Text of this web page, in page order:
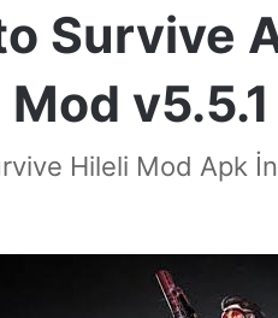
Survive
v5.5.1
Hileli Mod Apk